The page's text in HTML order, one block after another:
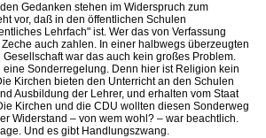
Gedanken stehen im Widerspruch zum
vor, daß in den öffentlichen Schulen
Lehrfach" ist. Wer das von Verfassung
auch zahlen. In einer halbwegs überzeugten
war das auch kein großes Problem.
Sonderregelung. Denn hier ist Religion kein
Kirchen bieten den Unterricht an den Schulen
Ausbildung der Lehrer, und erhalten vom Staat
Kirchen und die CDU wollten diesen Sonderweg
Widerstand – von wem wohl? – war beachtlich.
Und es gibt Handlungszwang.